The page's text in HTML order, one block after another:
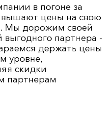
в погоне за
цены на свою
Мы дорожим своей
выгодного партнера -
держать цены
уровне,
скидки
партнерам